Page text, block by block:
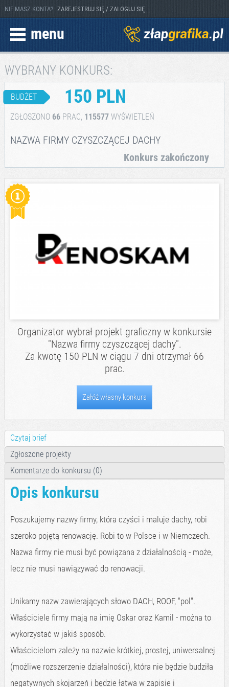
NIE MASZ KONTA? ZAREJESTRUJ SIĘ / ZALOGUJ SIĘ
menu
WYBRANY KONKURS:
BUDŻET 150 PLN
ZGŁOSZONO 66PRAC, 115577WYŚWIETLEŃ
NAZWA FIRMY CZYSZCZĄCEJ DACHY
Konkurs zakończony
Organizator wybrał projekt graficzny w konkursie
"Nazwa firmy czyszczącej dachy".
Za kwotę 150 PLN w ciągu 7 dni otrzymał 66
prac.
Załóż własny konkurs
Czytaj brief
Zgłoszone projekty
Komentarze do konkursu (0)
Opis konkursu
Poszukujemy nazwy firmy, która czyści i maluje dachy, robi
szeroko pojętą renowację. Robi to w Polsce i w Niemczech.
Nazwa firmy nie musi być powiązana z działalnością - może,
lecz nie musi nawiązywać do renowacji.
Unikamy nazw zawierających słowo DACH, ROOF, "pol".
Właściciele firmy mają na imię Oskar oraz Kamil - można to
wykorzystać w jakiś sposób.
Właścicielom zależy na nazwie krótkiej, prostej, uniwersalnej
(możliwe rozszerzenie działalności), która nie będzie budziła
negatywnych skojarzeń i będzie łatwa w zapisie i